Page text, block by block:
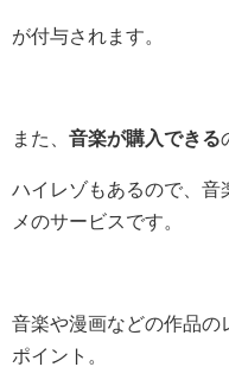
が付与されます。
また、 音楽が購入できる
ハイレゾもあるので、音
メのサービスです。
音楽や漫画などの作品の
ポイント。